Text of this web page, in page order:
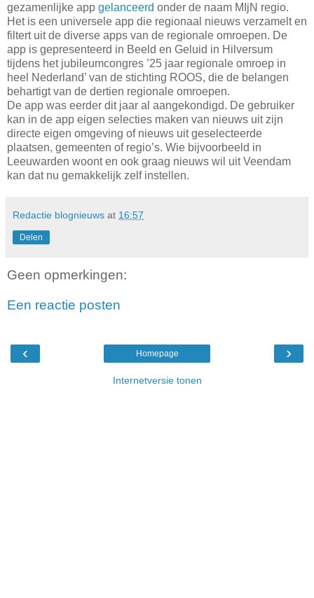
gezamenlijke app gelanceerd onder de naam MIjN regio.
Het is een universele app die regionaal nieuws verzamelt en
filtert uit de diverse apps van de regionale omroepen. De
app is gepresenteerd in Beeld en Geluid in Hilversum
tijdens het jubileumcongres ’25 jaar regionale omroep in
heel Nederland’ van de stichting ROOS, die de belangen
behartigt van de dertien regionale omroepen.
De app was eerder dit jaar al aangekondigd. De gebruiker
kan in de app eigen selecties maken van nieuws uit zijn
directe eigen omgeving of nieuws uit geselecteerde
plaatsen, gemeenten of regio’s. Wie bijvoorbeeld in
Leeuwarden woont en ook graag nieuws wil uit Veendam
kan dat nu gemakkelijk zelf instellen.
Redactie blognieuws at 16:57
Delen
Geen opmerkingen:
Een reactie posten
‹ ›
Homepage
Internetversie tonen